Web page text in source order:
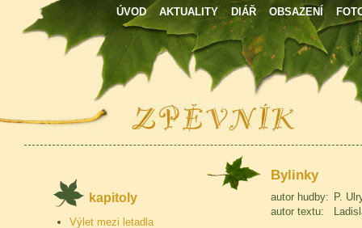
Bylinky
autor hudby: P.
autor textu:
kapitoly
Výlet mezi letadla
ÚVOD AKTUALITY DIÁŘ OBSAZENÍ